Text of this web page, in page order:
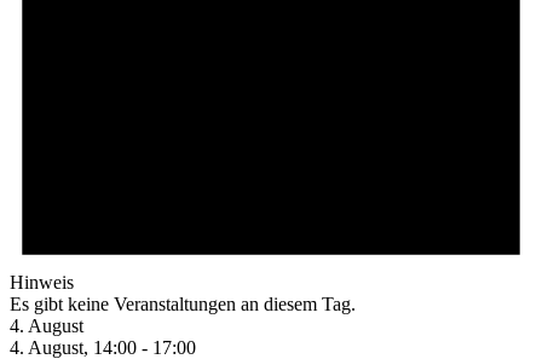
Hinweis
Es gibt keine Veranstaltungen an diesem Tag.
4. August
4. August, 14:00 - 17:00